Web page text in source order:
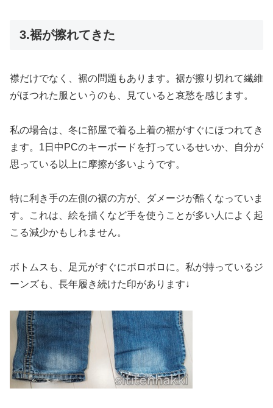
3.裾が擦れてきた
襟だけでなく、裾の問題もあります。裾が擦り切れて繊維
がほつれた服というのも、見ていると哀愁を感じます。
私の場合は、冬に部屋で着る上着の裾がすぐにほつれてき
ます。1日中PCのキーボードを打っているせいか、自分が
思っている以上に摩擦が多いようです。
特に利き手の左側の裾の方が、ダメージが酷くなっていま
す。これは、絵を描くなど手を使うことが多い人によく起
こる減少かもしれません。
ボトムスも、足元がすぐにボロボロに。私が持っているジ
ーンズも、長年履き続けた印があります↓